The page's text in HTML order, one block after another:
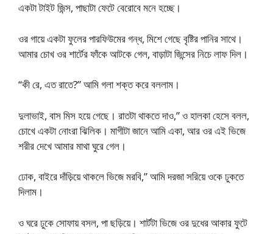
একটা টাইট জিন্স, পাছাটা ফেটে বেরোবে মনে হচ্ছে।
ওর গায়ে একটা ফুলের পারফিউমের গন্ধ, মিশে গেছে বৃষ্টির পানির সাথে।
আমার চোখ ওর শার্টের ফাঁকে আটকে গেল, বাড়াটা জিন্সের নিচে লাফ দিল।
“কী রে, এত রাতে?” আমি গলা শক্ত করে বললাম।
দুলাভাই, বাস মিস হয়ে গেছে। রাতটা থাকতে দাও,” ও হালকা হেসে বলল,
চোখে একটা নোংরা ঝিলিক। মাগীটা জানে আমি একা, আর ওর এই ভিজে
শরীর দেখে আমার মাথা ঘুরে গেল।
ঢোক, বাইরে দাঁড়িয়ে থাকলে ভিজে মরবি,” আমি দরজা সরিয়ে ওকে ঢুকতে
দিলাম।
ও ঘরে ঢুকে সোফায় বসল, পা ছড়িয়ে। শার্টটা ভিজে ওর দুধের আকার ফুটে